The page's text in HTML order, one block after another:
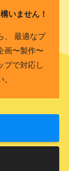
いません！
、 最適なプ
画〜製作〜
プで対応し